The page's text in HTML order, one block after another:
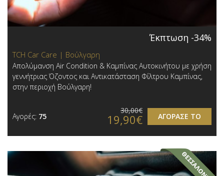
Έκπτωση -34%
TCH Car Care | Βούλγαρη
Απολύμανση Air Condition & Καμπίνας Αυτοκινήτου με χρήση
γεννήτριας Όζοντος και Αντικατάσταση Φίλτρου Καμπίνας,
στην περιοχή Βούλγαρη!
Αγορές: 75 ΑΓΟΡΑΣΕ ΤΟ
30,00€
19,90€